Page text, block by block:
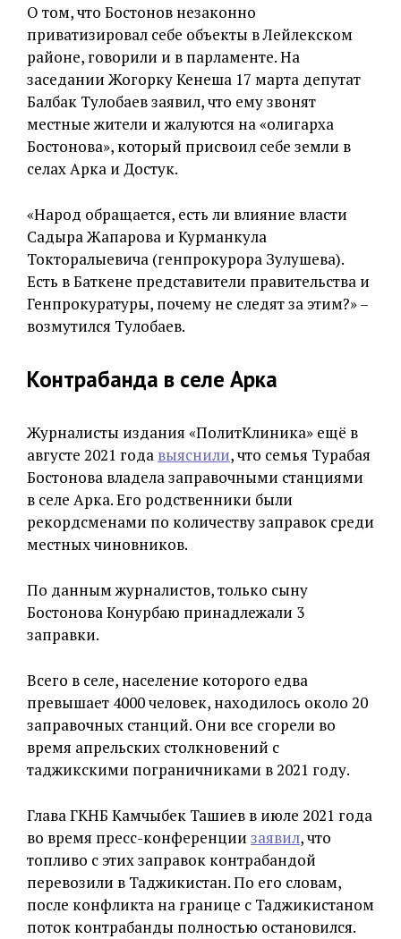
О том, что Бостонов незаконно
приватизировал себе объекты в Лейлекском
районе, говорили и в парламенте. На
заседании Жогорку Кенеша 17 марта депутат
Балбак Тулобаев заявил, что ему звонят
местные жители и жалуются на «олигарха
Бостонова», который присвоил себе земли в
селах Арка и Достук.
«Народ обращается, есть ли влияние власти
Садыра Жапарова и Курманкула
Токторалыевича (генпрокурора Зулушева).
Есть в Баткене представители правительства и
Генпрокуратуры, почему не следят за этим?» –
возмутился Тулобаев.
Контрабанда в селе Арка
Журналисты издания «ПолитКлиника» ещё в
августе 2021 года выяснили, что семья Турабая
Бостонова владела заправочными станциями
в селе Арка. Его родственники были
рекордсменами по количеству заправок среди
местных чиновников.
По данным журналистов, только сыну
Бостонова Конурбаю принадлежали 3
заправки.
Всего в селе, население которого едва
превышает 4000 человек, находилось около 20
заправочных станций. Они все сгорели во
время апрельских столкновений с
таджикскими пограничниками в 2021 году.
Глава ГКНБ Камчыбек Ташиев в июле 2021 года
во время пресс-конференции заявил, что
топливо с этих заправок контрабандой
перевозили в Таджикистан. По его словам,
после конфликта на границе с Таджикистаном
поток контрабанды полностью остановился.